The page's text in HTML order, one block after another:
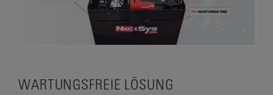
WARTUNGSFREIE LÖSUNG